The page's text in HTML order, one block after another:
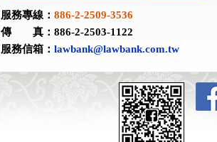
服務專線： 886-2-2509-3536
傳 真：886-2-2503-1122
服務信箱： lawbank@lawbank.com.tw